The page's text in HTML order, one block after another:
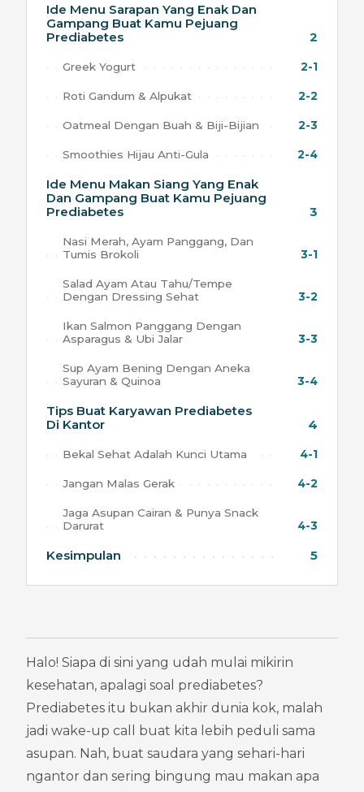
Ide Menu Sarapan Yang Enak Dan
Gampang Buat Kamu Pejuang
Prediabetes
2
Greek Yogurt 2-1
Roti Gandum & Alpukat 2-2
Oatmeal Dengan Buah & Biji-Bijian 2-3
Smoothies Hijau Anti-Gula 2-4
Ide Menu Makan Siang Yang Enak
Dan Gampang Buat Kamu Pejuang
Prediabetes
3
Nasi Merah, Ayam Panggang, Dan
Tumis Brokoli
3-1
Salad Ayam Atau Tahu/Tempe
Dengan Dressing Sehat
3-2
Ikan Salmon Panggang Dengan
Asparagus & Ubi Jalar
3-3
Sup Ayam Bening Dengan Aneka
Sayuran & Quinoa
3-4
Tips Buat Karyawan Prediabetes
Di Kantor
4
Bekal Sehat Adalah Kunci Utama 4-1
Jangan Malas Gerak 4-2
Jaga Asupan Cairan & Punya Snack
Darurat
4-3
Kesimpulan 5
Halo! Siapa di sini yang udah mulai mikirin
kesehatan, apalagi soal prediabetes?
Prediabetes itu bukan akhir dunia kok, malah
jadi wake-up call buat kita lebih peduli sama
asupan. Nah, buat saudara yang sehari-hari
ngantor dan sering bingung mau makan apa